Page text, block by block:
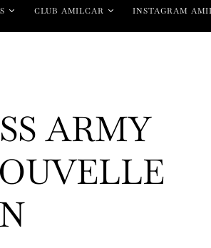
CLUB AMILCAR INSTAGRAM
ARMY